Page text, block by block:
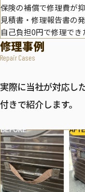
保険の補償で修理費が
見積書・修理報告書の
自己負担0円で修理でき
修理事例
Repair Cases
実際に当社が対応し
付きで紹介します。
BEFORE